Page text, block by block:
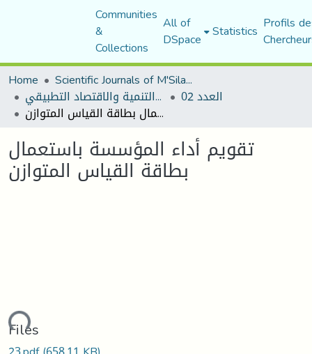
Communities
&
Collections
All of
DSpace Statistics Profils
Home
Scientific Journals of M'Sila University
مجلة التنمية والاقتصاد التطبيقي العدد 02
تقويم أداء المؤسسة باستعمال بطاقة القياس المتوازن
تقويم أداء المؤسسة باستعمال
بطاقة القياس المتوازن
Files